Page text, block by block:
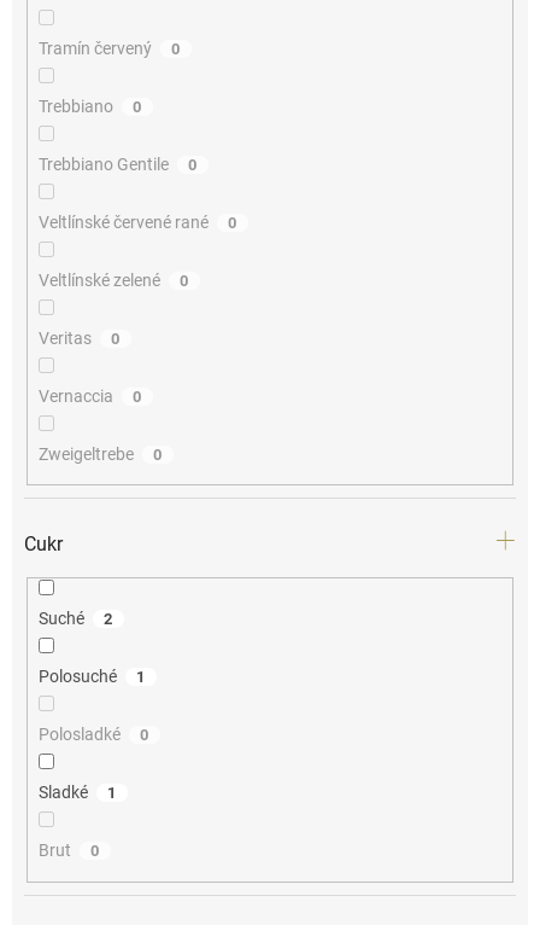
Tramín červený 0
Trebbiano 0
Trebbiano Gentile 0
Veltlínské červené rané 0
Veltlínské zelené 0
Veritas 0
Vernaccia 0
Zweigeltrebe 0
Cukr
Suché 2
Polosuché 1
Polosladké 0
Sladké 1
Brut 0